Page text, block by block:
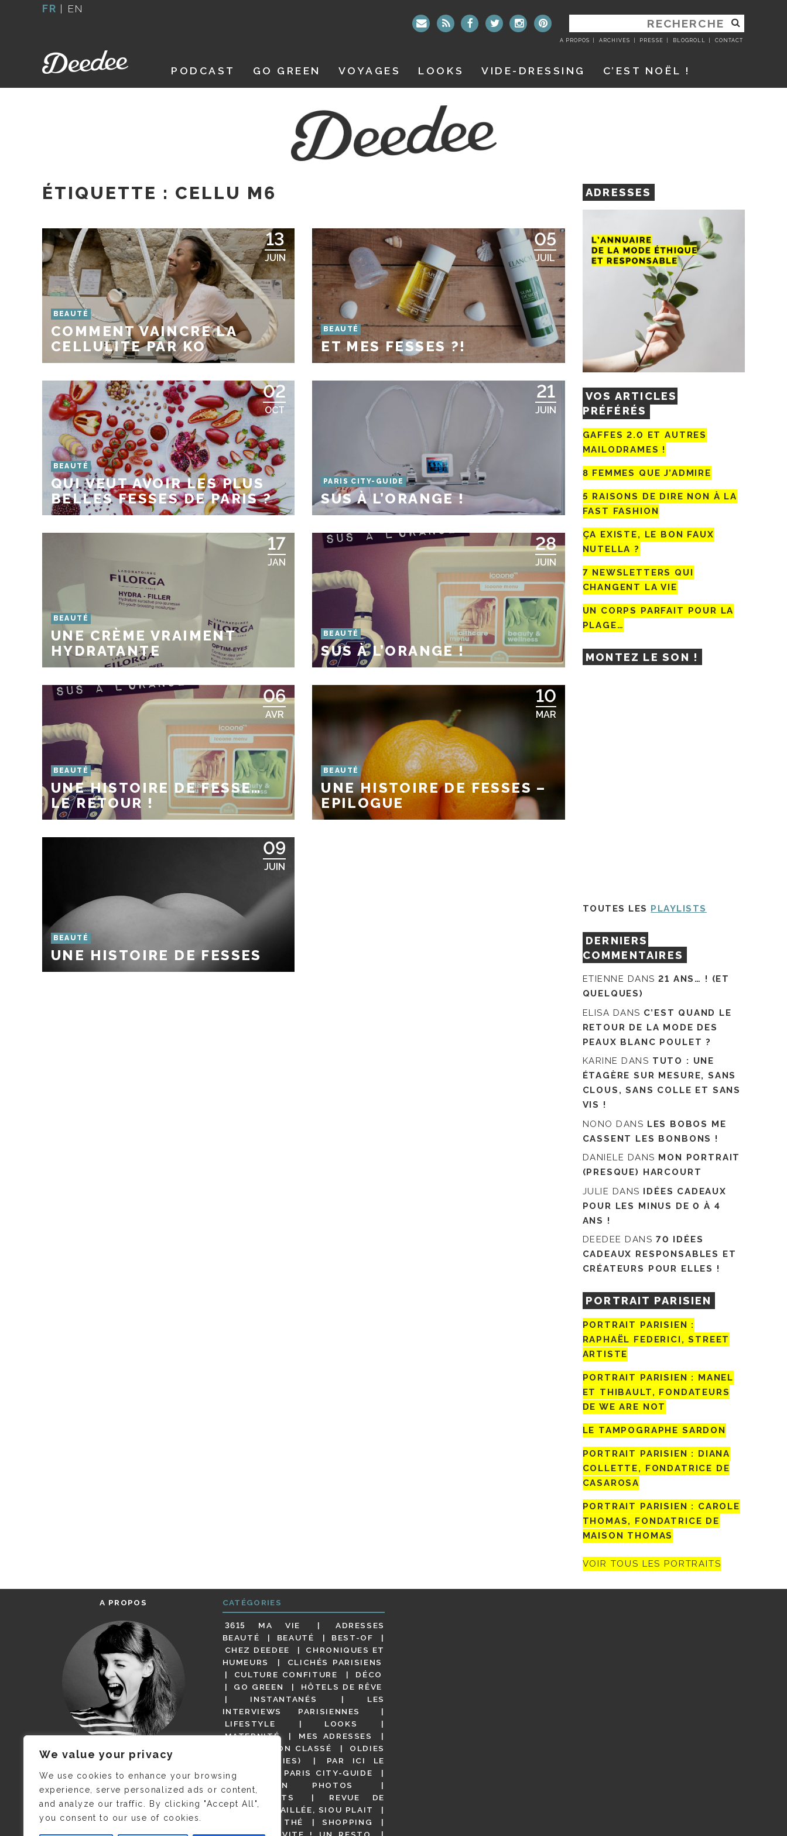
We value your privacy
We use cookies to enhance your browsing
experience, serve personalized ads or content,
and analyze our traffic. By clicking "Accept All",
you consent to our use of cookies.
FR | EN
RECHERCHER
:
A PROPOS ARCHIVES PRESSE BLOGROLL CONTACT
PODCAST GO GREEN VOYAGES LOOKS VIDE-DRESSING C’EST NOËL !
ÉTIQUETTE : CELLU M6
13
JUIN
BEAUTÉ
COMMENT VAINCRE LA
CELLULITE PAR KO
05
JUIL
BEAUTÉ
ET MES FESSES ?!
02
OCT
BEAUTÉ
QUI VEUT AVOIR LES PLUS
BELLES FESSES DE PARIS ?
21
JUIN
PARIS CITY-GUIDE
SUS À L’ORANGE !
17
JAN
BEAUTÉ
UNE CRÈME VRAIMENT
HYDRATANTE
28
JUIN
BEAUTÉ
SUS À L’ORANGE !
06
AVR
BEAUTÉ
UNE HISTOIRE DE FESSE…
LE RETOUR !
10
MAR
BEAUTÉ
UNE HISTOIRE DE FESSES –
EPILOGUE
09
JUIN
BEAUTÉ
UNE HISTOIRE DE FESSES
ADRESSES
VOS ARTICLES
PRÉFÉRÉS
GAFFES 2.0 ET AUTRES
MAILODRAMES !
8 FEMMES QUE J’ADMIRE
5 RAISONS DE DIRE NON À LA
FAST FASHION
ÇA EXISTE, LE BON FAUX
NUTELLA ?
7 NEWSLETTERS QUI
CHANGENT LA VIE
UN CORPS PARFAIT POUR LA
PLAGE…
MONTEZ LE SON !
TOUTES LES PLAYLISTS
DERNIERS
COMMENTAIRES
ETIENNE DANS21 ANS… ! (ET
QUELQUES)
ELISA DANS C’EST QUAND LE
RETOUR DE LA MODE DES
PEAUX BLANC POULET ?
KARINE DANS TUTO : UNE
ÉTAGÈRE SUR MESURE, SANS
CLOUS, SANS COLLE ET SANS
VIS !
NONO DANS LES BOBOS ME
CASSENT LES BONBONS !
DANIELE DANS MON PORTRAIT
(PRESQUE) HARCOURT
JULIE DANS IDÉES CADEAUX
POUR LES MINUS DE 0 À 4
ANS !
DEEDEE DANS 70 IDÉES
CADEAUX RESPONSABLES ET
CRÉATEURS POUR ELLES !
PORTRAIT PARISIEN
PORTRAIT PARISIEN :
RAPHAËL FEDERICI, STREET
ARTISTE
PORTRAIT PARISIEN : MANEL
ET THIBAULT, FONDATEURS
DE WE ARE NOT
LE TAMPOGRAPHE SARDON
PORTRAIT PARISIEN : DIANA
COLLETTE, FONDATRICE DE
CASAROSA
PORTRAIT PARISIEN : CAROLE
THOMAS, FONDATRICE DE
MAISON THOMAS
VOIR TOUS LES PORTRAITS
A PROPOS
JE M’APPELLE DELPHINE MAIS
C’EST ©CAMILLE COLLIN QUI A
PRIS CETTE PHOTO !
CATÉGORIES
3615 MA VIE
ADRESSES
BEAUTÉ
BEAUTÉ
BEST-OF
CHEZ DEEDEE
CHRONIQUES ET
HUMEURS
CLICHÉS PARISIENS
CULTURE CONFITURE
DÉCO
GO GREEN
HÔTELS DE RÊVE
INSTANTANÉS
LES
INTERVIEWS PARISIENNES
LIFESTYLE
LOOKS
MATERNITÉ
MES ADRESSES
NON CLASSÉ
OLDIES
(BUT GOODIES)
PAR ICI LE
MAGOT !
PARIS CITY-GUIDE
PARIS EN PHOTOS
RESTAURANTS
REVUE DE
PRESSE DÉTAILLÉE, SIOU PLAIT
SALONS DE THÉ
SHOPPING
VIDÉOS
VITE ! UN RESTO